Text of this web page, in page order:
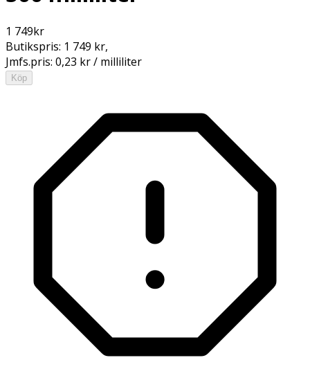
1 749kr
Butikspris: 1 749 kr,
Jmfs.pris: 0,23 kr / milliliter
Köp